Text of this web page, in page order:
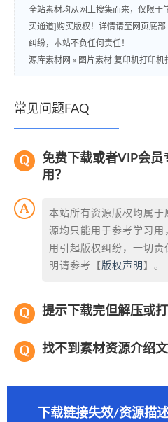
全站素材均从网上搜集而来，仅限于
买通道]购买版权！详情请至网页底
纠纷，本站不负任何责任！
源库素材网 » 图片素材 复印机打印
常见问题FAQ
免费下载或者VIP会员
用？
本站所有资源版权均属于
源均只能用于参考学习
用引起版权纠纷，一切
明请参考【 版权声明 】。
提示下载完但解压或打
找不到素材资源介绍
下载链接失效/资源描